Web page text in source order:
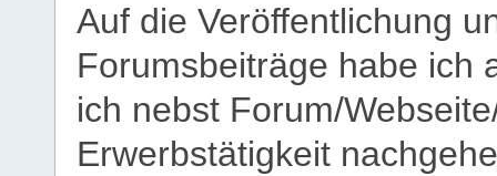
Auf die Veröffentlichung
Forumsbeiträge habe ich
ich nebst Forum/
Erwerbstätigkeit